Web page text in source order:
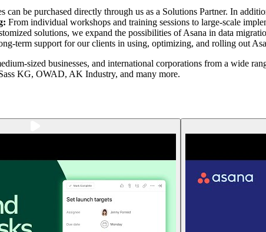
can be purchased directly through us as a Solutions Partner. In
From individual workshops and training sessions to large-scale
solutions, we expand the possibilities of Asana in data
term support for our clients in using, optimizing, and rolling out
sized businesses, and international corporations from a wide
KG, OWAD, AK Industry, and many more.